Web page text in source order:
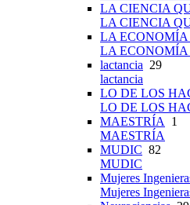
LA CIENCIA
LA CIENCIA
LA
LA
lactancia 29
lactancia
LO DE LOS
LO DE LOS
MAESTRÍA 1
MAESTRÍA
MUDIC 82
MUDIC
Mujeres
Mujeres